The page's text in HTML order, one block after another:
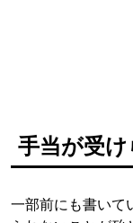
手当が受け
一部前にも書いて